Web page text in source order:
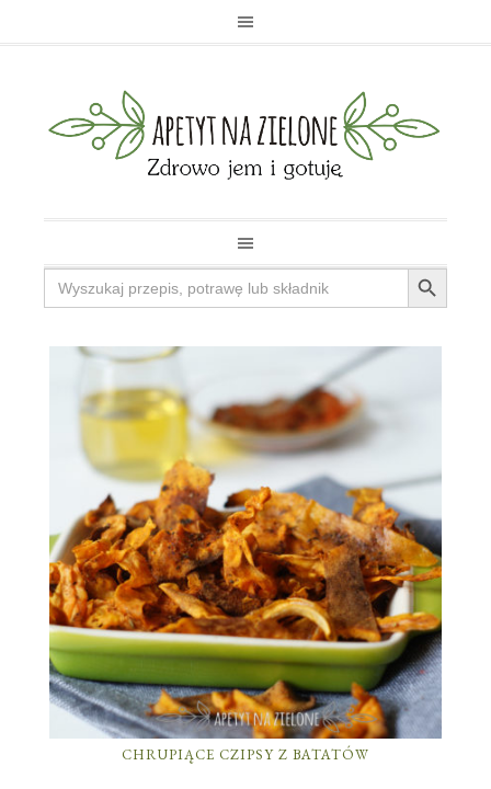
Search
for:
Search Button
CHRUPIĄCE CZIPSY Z BATATÓW